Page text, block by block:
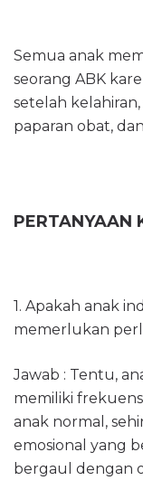
Semua anak
seorang ABK
setelah
paparan obat,
PERTANYAAN
1. Apakah anak
memerlukan
Jawab : Tentu,
memiliki
anak normal,
emosional yang
bergaul dengan